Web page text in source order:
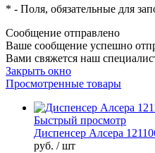
* - Поля, обязательные для
Сообщение отправлено
Ваше сообщение успешно
Вами свяжется наш
Закрыть окно
Просмотренные товары
Быстрый просмотр
Диспенсер Алсера
руб. / шт